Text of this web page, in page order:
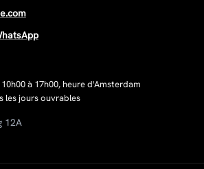
à 17h00, heure d'Amsterdam
les jours ouvrables
12A